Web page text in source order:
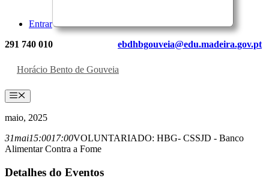
Entrar
291 740 010 ebdhbgouveia@edu.madeira.gov.pt
Horácio Bento de Gouveia
Menu
maio, 2025
31mai15:0017:00VOLUNTARIADO: HBG- CSSJD - Banco
Alimentar Contra a Fome
Detalhes do Eventos